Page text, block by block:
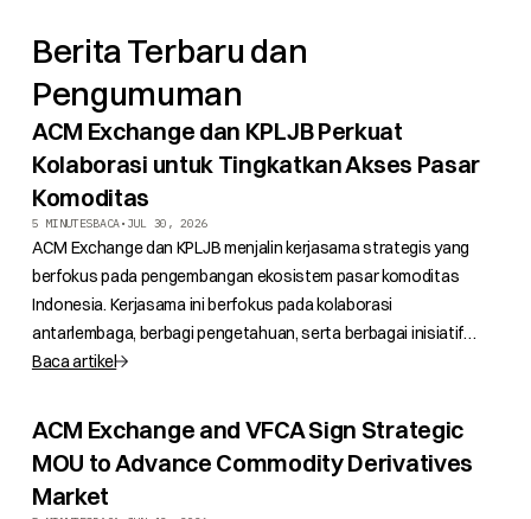
Berita Terbaru dan
Pengumuman
ACM Exchange dan KPLJB Perkuat
Kolaborasi untuk Tingkatkan Akses Pasar
Komoditas
5 MINUTESBACA• JUL 30, 2026
ACM Exchange dan KPLJB menjalin kerjasama strategis yang
berfokus pada pengembangan ekosistem pasar komoditas
Indonesia. Kerjasama ini berfokus pada kolaborasi
antarlembaga, berbagi pengetahuan, serta berbagai inisiatif
yang mendukung pengembangan pasar dalam jangka panjang.
Baca artikel
ACM Exchange and VFCA Sign Strategic
MOU to Advance Commodity Derivatives
Market